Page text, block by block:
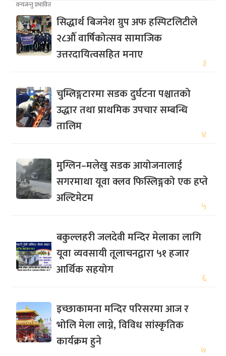
सिद्धार्थ बिजनेश ग्रुप अफ हस्पिटलिटीले
२८औँ वार्षिकोत्सव सामाजिक
उत्तरदायित्वसहित मनाए
३
चुम्लिङ्गटारमा सडक दुर्घटना पश्चातको
उद्धार तथा प्राथमिक उपचार सम्बन्धि
तालिम
४
मुग्लिन–मलेखु सडक आयोजनालाई
सगरमाथा यूवा क्लव फिस्लिङ्गको एक हप्ते
अल्टिमेटम
५
बकुल्लहरी जलदेवी मन्दिर मेलाका लागि
यूवा व्यवसायी तूलाचनद्वारा ५१ हजार
आर्थिक सहयोग
६
इच्छाकामना मन्दिर परिसरमा आज र
भोलि मेला लाग्ने, विविध सांस्कृतिक
कार्यक्रम हुने
७